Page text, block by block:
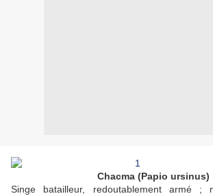
Chacma (Papio ursinus)
Singe batailleur, redoutablement armé